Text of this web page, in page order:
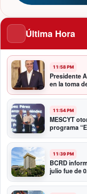
Última Hora
11:58 PM
Presidente
en la toma
11:54 PM
MESCYT
programa
11:39 PM
BCRD
julio fue de